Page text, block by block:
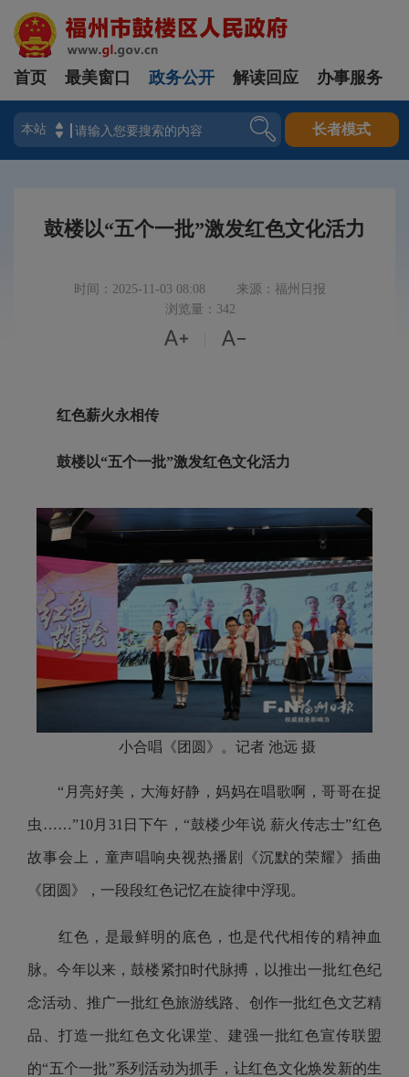
登录
首页 最美窗口 政务公开 解读回应 办事服务
长者模式
鼓楼以“五个一批”激发红色文化活力
时间：2025-11-03 08:08
来源：福州日报
浏览量：342
 
红色薪火永相传
鼓楼以“五个一批”激发红色文化活力
小合唱《团圆》。记者 池远 摄
“月亮好美，大海好静，妈妈在唱歌啊，哥哥在捉
虫……”10月31日下午，“鼓楼少年说 薪火传志士”红色
故事会上，童声唱响央视热播剧《沉默的荣耀》插曲
《团圆》，一段段红色记忆在旋律中浮现。
红色，是最鲜明的底色，也是代代相传的精神血
脉。今年以来，鼓楼紧扣时代脉搏，以推出一批红色纪
念活动、推广一批红色旅游线路、创作一批红色文艺精
品、打造一批红色文化课堂、建强一批红色宣传联盟
的“五个一批”系列活动为抓手，让红色文化焕发新的生